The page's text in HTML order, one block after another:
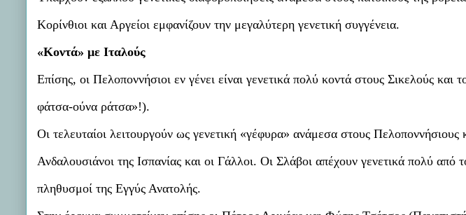
Κορίνθιοι και Αργείοι εμφανίζουν την μεγαλύτερη γενετική συγγένεια.
«Κοντά» με Ιταλούς
Επίσης, οι Πελοποννήσιοι εν γένει είναι γενετικά πολύ κοντά στους Σικελούς και
φάτσα-ούνα ράτσα»!).
Οι τελευταίοι λειτουργούν ως γενετική «γέφυρα» ανάμεσα στους
Ανδαλουσιάνοι της Ισπανίας και οι Γάλλοι. Οι Σλάβοι απέχουν γενετικά πολύ από
πληθυσμοί της Εγγύς Ανατολής.